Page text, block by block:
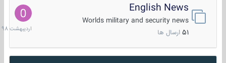
English News
Worlds military and security news
51 ارسال ها
10
1398